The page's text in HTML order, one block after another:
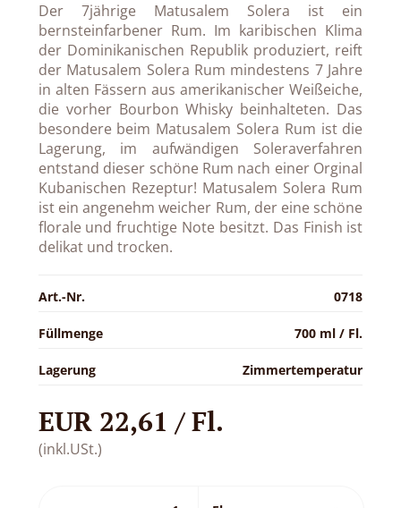
Der 7jährige Matusalem Solera ist ein
bernsteinfarbener Rum. Im karibischen Klima
der Dominikanischen Republik produziert, reift
der Matusalem Solera Rum mindestens 7 Jahre
in alten Fässern aus amerikanischer Weißeiche,
die vorher Bourbon Whisky beinhalteten. Das
besondere beim Matusalem Solera Rum ist die
Lagerung, im aufwändigen Soleraverfahren
entstand dieser schöne Rum nach einer Orginal
Kubanischen Rezeptur! Matusalem Solera Rum
ist ein angenehm weicher Rum, der eine schöne
florale und fruchtige Note besitzt. Das Finish ist
delikat und trocken.
Art.-Nr. 0718
Füllmenge 700 ml / Fl.
Lagerung Zimmertemperatur
EUR 22,61 / Fl.
(inkl.USt.)